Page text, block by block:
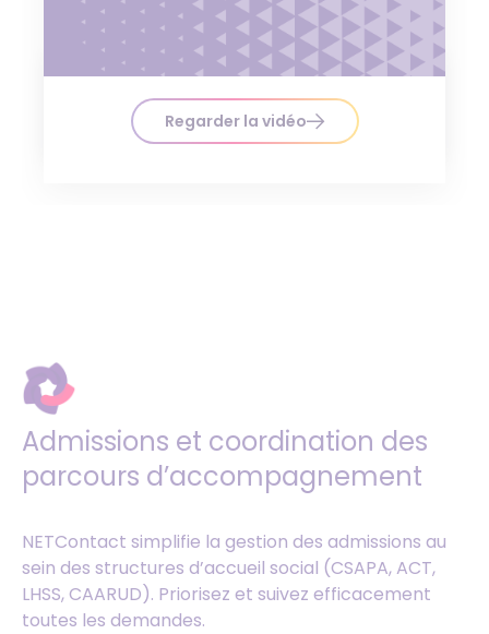
Regarder la vidéo
Admissions et coordination des
parcours d’accompagnement
NETContact simplifie la gestion des admissions au
sein des structures d’accueil social (CSAPA, ACT,
LHSS, CAARUD). Priorisez et suivez efficacement
toutes les demandes.